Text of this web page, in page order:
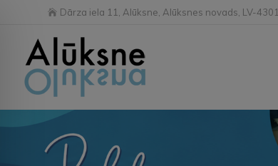
Dārza iela 11, Alūksne, Alūksnes novads, LV-4301